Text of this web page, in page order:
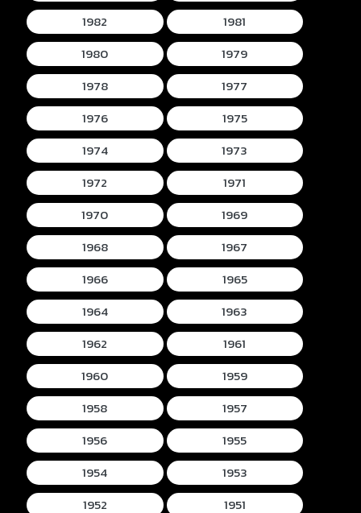
1982
1981
1980
1979
1978
1977
1976
1975
1974
1973
1972
1971
1970
1969
1968
1967
1966
1965
1964
1963
1962
1961
1960
1959
1958
1957
1956
1955
1954
1953
1952
1951